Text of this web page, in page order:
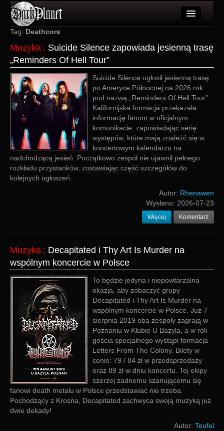
Artykuły
Użytkownicy
Wydarzenia
Galeria
Forum
Więcej
Login
Tag: Deathcore
Muzyka : Suicide Silence zapowiada jesienną trasę
„Reminders Of Hell Tour”
Suicide Silence ogłosił jesienną trasę
po Ameryce Północnej na 2026 rok
pod nazwą „Reminders Of Hell Tour”.
Kalifornijska formacja przekazała
informację fanom w oficjalnym
komunikacie, zapowiadając serię
występów, które mają znaleźć się w
koncertowym kalendarzu na
nadchodzącą jesień. Początkowo zespół nie ujawnił pełnego
rozkładu przystanków, zostawiając część szczegółów do
kolejnych ogłoszeń.
Autor: Rhenawen
Wysłano: 2026-07-23
Więcej Komentarz
Muzyka : Decapitated i Thy Art Is Murder na
wspólnym koncercie w Polsce
To będzie jedyna i niepowtarzalna
okazja, aby zobaczyć grupy
Decapitated i Thy Art Is Murder na
wspólnym koncercie w Polsce. Już 7
sierpnia 2019 oba zespoły zagrają w
Poznaniu w Klubie U Bazyla, a w roli
gościa specjalnego wystąpi formacja
Letters From The Colony. Bilety w
cenie: 79 / 84 zł w przedsprzedaży
oraz 89 zł w dniu koncertu. Tej ekipy
szerzej żadnemu szanującemu się
fanowi death metalu w Polsce przedstawiać nie trzeba.
Pochodzący z Krosna, Decapitated zachwyca swoją muzyką już
dwie dekady!
Autor: Teufel